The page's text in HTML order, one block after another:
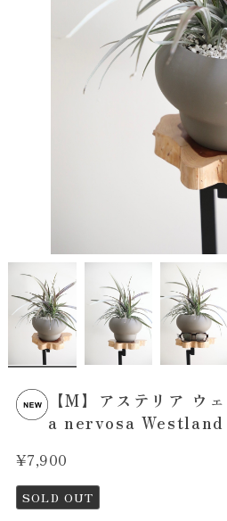
【M】アステリア ウ
a nervosa
¥7,900
SOLD OUT